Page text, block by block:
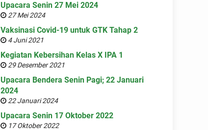
Upacara Senin 27 Mei 2024
27 Mei 2024
Vaksinasi Covid-19 untuk GTK Tahap 2
4 Juni 2021
Kegiatan Kebersihan Kelas X IPA 1
29 Desember 2021
Upacara Bendera Senin Pagi; 22 Januari
2024
22 Januari 2024
Upacara Senin 17 Oktober 2022
17 Oktober 2022